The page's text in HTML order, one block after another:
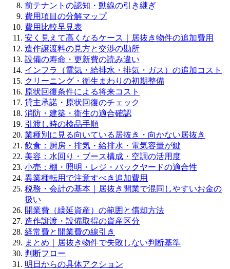
前テナントの認知・動線の引き継ぎ
費用項目の分解マップ
費用比較早見表
安く見えて高くなるケース｜居抜き物件の追加費用
造作譲渡料の見方と交渉の勘所
設備の寿命・更新費の読み違い
インフラ（電気・給排水・排気・ガス）の追加コスト
クリーニング・衛生まわりの初期整備
原状回復条件による将来コスト
貸主承諾・原状回復のチェック
消防・建築・衛生の適合確認
引渡し時の検品手順
業種別に見る向いている居抜き・向かない居抜き
飲食：厨房・排気・給排水・電気容量が鍵
美容：水回り・ブース構成・空調の活用度
小売：棚・照明・レジ・バックヤードの適合性
異業種転用で注意すべき追加費用
税務・会計の基本｜居抜き開業で混同しやすいお金の
扱い
開業費（繰延資産）の範囲と償却方法
造作譲渡・設備取得の資産区分
経常費と開業費の線引き
まとめ｜居抜き物件で失敗しない判断基準
判断フロー
明日からの具体アクション